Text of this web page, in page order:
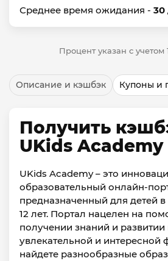
Среднее время ожидания - 30
Процент указан с учетом
Описание и кэшбэк Купоны и
Получить
UKids Academy
UKids Academy – это
образовательный онлайн-
предназначенный для детей в
12 лет. Портал нацелен на
получении знаний и
увлекательной и интересной
найдете разнообразные